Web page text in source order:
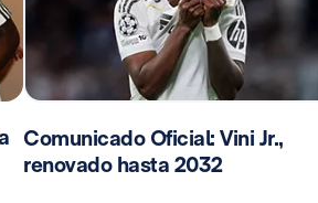
Comunicado Oficial: Vini Jr.,
renovado hasta 2032